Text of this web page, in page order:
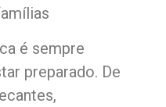
é sempre
preparado. De